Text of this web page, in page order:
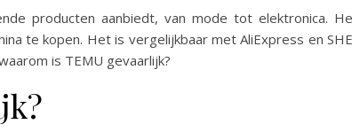
producten aanbiedt, van mode tot elektronica.
te kopen. Het is vergelijkbaar met AliExpress en
is TEMU gevaarlijk?